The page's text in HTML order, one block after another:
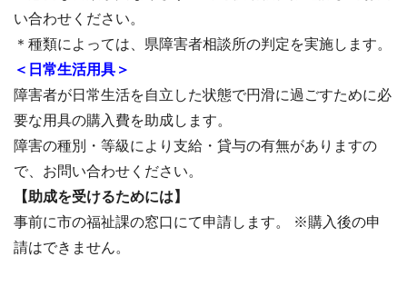
い合わせください。
＊種類によっては、県障害者相談所の判定を実施します。
＜日常生活用具＞
障害者が日常生活を自立した状態で円滑に過ごすために必
要な用具の購入費を助成します。
障害の種別・等級により支給・貸与の有無がありますの
で、お問い合わせください。
【助成を受けるためには】
事前に市の福祉課の窓口にて申請します。 ※購入後の申
請はできません。